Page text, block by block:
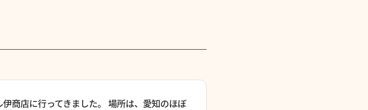
商店に行ってきました。⁡ 場所は、愛知のほぼ